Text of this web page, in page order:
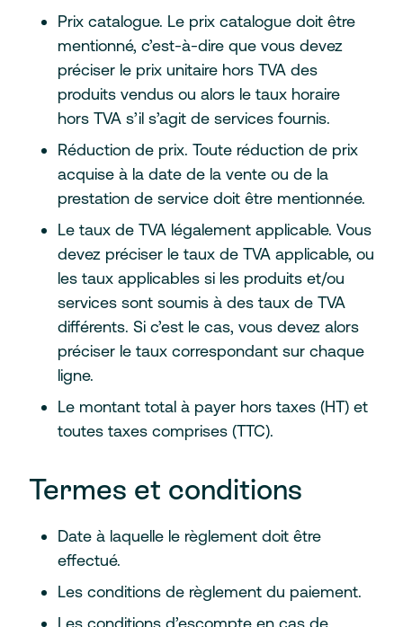
Prix catalogue. Le prix catalogue doit être
mentionné, c’est-à-dire que vous devez
préciser le prix unitaire hors TVA des
produits vendus ou alors le taux horaire
hors TVA s’il s’agit de services fournis.
Réduction de prix. Toute réduction de prix
acquise à la date de la vente ou de la
prestation de service doit être mentionnée.
Le taux de TVA légalement applicable. Vous
devez préciser le taux de TVA applicable, ou
les taux applicables si les produits et/ou
services sont soumis à des taux de TVA
différents. Si c’est le cas, vous devez alors
préciser le taux correspondant sur chaque
ligne.
Le montant total à payer hors taxes (HT) et
toutes taxes comprises (TTC).
Termes et conditions
Date à laquelle le règlement doit être
effectué.
Les conditions de règlement du paiement.
Les conditions d’escompte en cas de